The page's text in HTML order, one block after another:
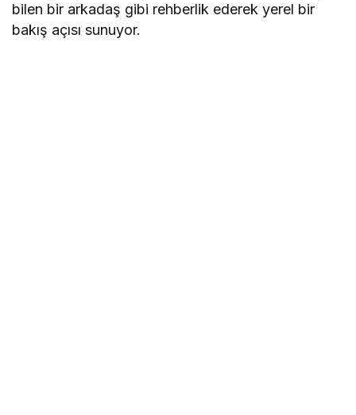
bilen bir arkadaş gibi rehberlik ederek yerel bir
bakış açısı sunuyor.